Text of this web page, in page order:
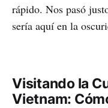
rápido. Nos pasó
sería aquí en la
Visitando la
Vietnam: